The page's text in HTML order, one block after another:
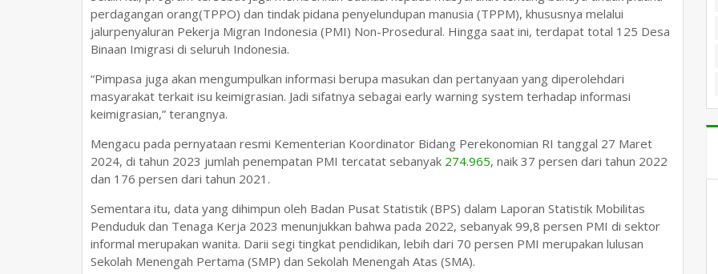
perdagangan orang(TPPO) dan tindak pidana penyelundupan manusia (TPPM), khususnya melalui
jalurpenyaluran Pekerja Migran Indonesia (PMI) Non-Prosedural. Hingga saat ini, terdapat total 125 Desa
Binaan Imigrasi di seluruh Indonesia.
“Pimpasa juga akan mengumpulkan informasi berupa masukan dan pertanyaan yang diperolehdari
masyarakat terkait isu keimigrasian. Jadi sifatnya sebagai early warning system terhadap informasi
keimigrasian,” terangnya.
Mengacu pada pernyataan resmi Kementerian Koordinator Bidang Perekonomian RI tanggal 27 Maret
2024, di tahun 2023 jumlah penempatan PMI tercatat sebanyak 274.965, naik 37 persen dari tahun 2022
dan 176 persen dari tahun 2021.
Sementara itu, data yang dihimpun oleh Badan Pusat Statistik (BPS) dalam Laporan Statistik Mobilitas
Penduduk dan Tenaga Kerja 2023 menunjukkan bahwa pada 2022, sebanyak 99,8 persen PMI di sektor
informal merupakan wanita. Darii segi tingkat pendidikan, lebih dari 70 persen PMI merupakan lulusan
Sekolah Menengah Pertama (SMP) dan Sekolah Menengah Atas (SMA).